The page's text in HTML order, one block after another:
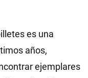
es una
años,
ejemplares